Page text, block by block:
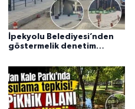
İpekyolu Belediyesi’nden
göstermelik denetim…